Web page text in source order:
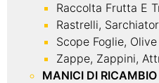
Raccolta Frutta E
Rastrelli,
Scope Foglie,
Zappe, Zappini,
MANICI DI